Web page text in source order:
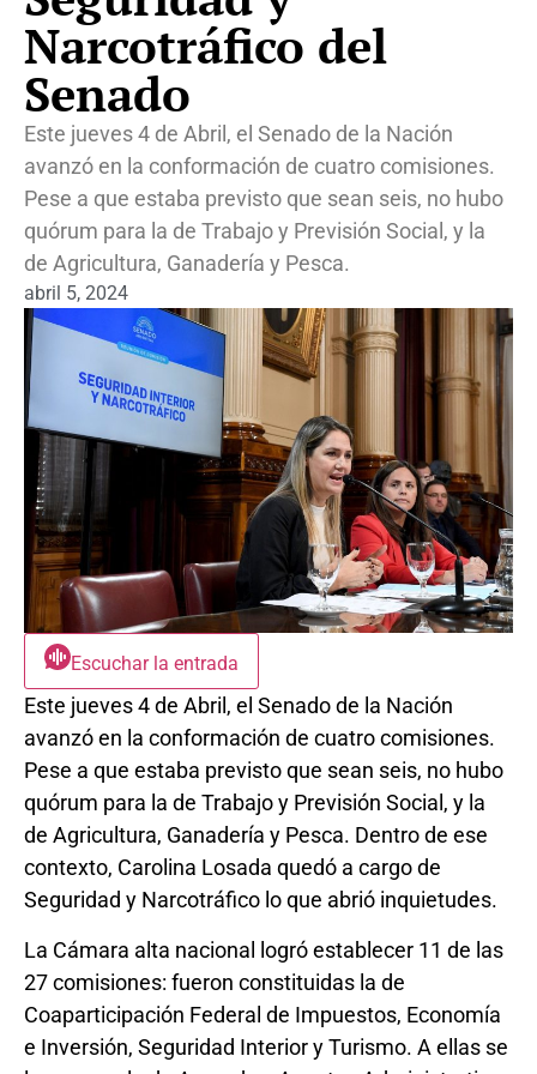
Narcotráfico del
Senado
Este jueves 4 de Abril, el Senado de la Nación
avanzó en la conformación de cuatro comisiones.
Pese a que estaba previsto que sean seis, no hubo
quórum para la de Trabajo y Previsión Social, y la
de Agricultura, Ganadería y Pesca.
abril 5, 2024
Escuchar la entrada
Este jueves 4 de Abril, el Senado de la Nación
avanzó en la conformación de cuatro comisiones.
Pese a que estaba previsto que sean seis, no hubo
quórum para la de Trabajo y Previsión Social, y la
de Agricultura, Ganadería y Pesca. Dentro de ese
contexto, Carolina Losada quedó a cargo de
Seguridad y Narcotráfico lo que abrió inquietudes.
La Cámara alta nacional logró establecer 11 de las
27 comisiones: fueron constituidas la de
Coaparticipación Federal de Impuestos, Economía
e Inversión, Seguridad Interior y Turismo. A ellas se